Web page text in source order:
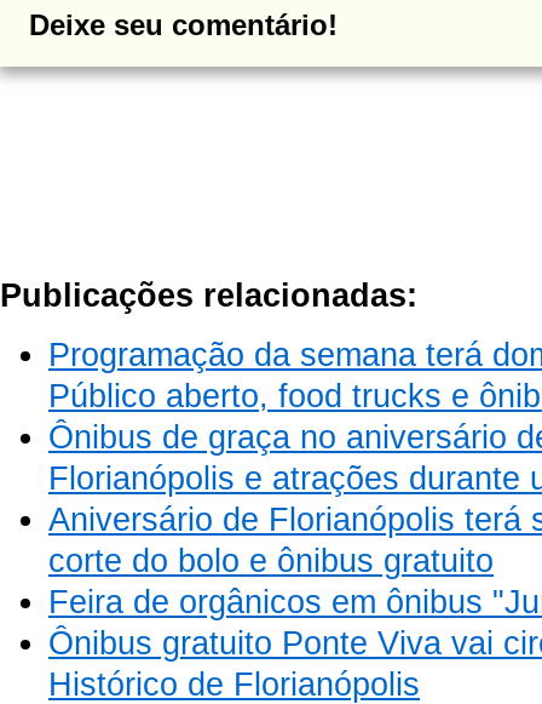
Deixe seu comentário!
Publicações relacionadas:
Programação da semana terá
Público aberto, food trucks e
Ônibus de graça no aniversário
Florianópolis e atrações durante
Aniversário de Florianópolis terá
corte do bolo e ônibus gratuito
Feira de orgânicos em ônibus
Ônibus gratuito Ponte Viva vai
Histórico de Florianópolis